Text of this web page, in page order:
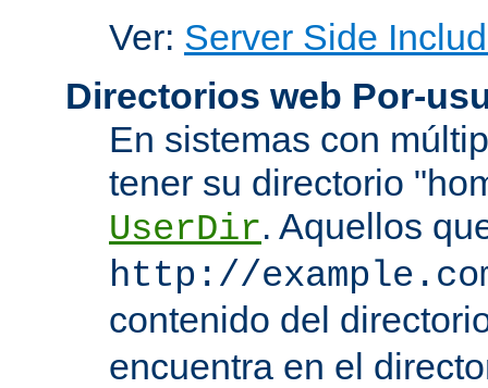
Ver: Server Side
Directorios web Por-
En sistemas con
tener su directorio
UserDir. Aquellos
http://
contenido del
encuentra en el